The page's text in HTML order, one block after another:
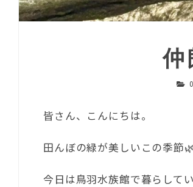
仲
皆さん、こんにちは。
田んぼの緑が美しいこの季節
今日は鳥羽水族館で暮らして